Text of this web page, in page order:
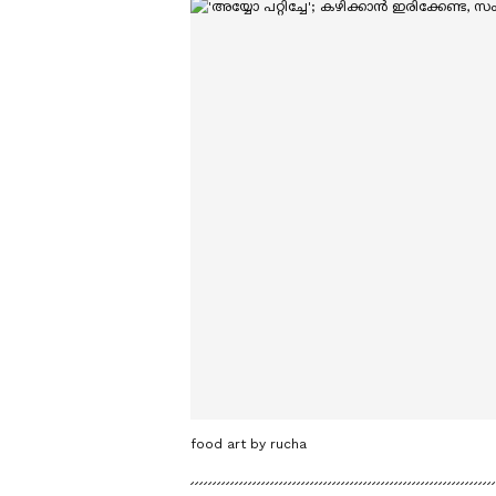
food art by rucha